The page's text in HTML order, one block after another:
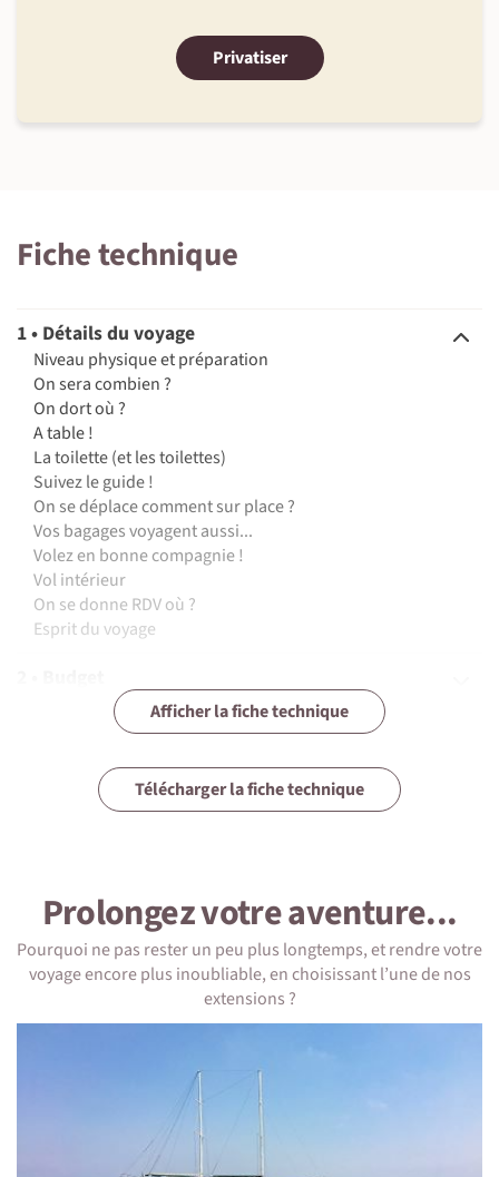
Privatiser
Fiche technique
1 • Détails du voyage
Niveau physique et préparation
On sera combien ?
On dort où ?
A table !
La toilette (et les toilettes)
Suivez le guide !
On se déplace comment sur place ?
Vos bagages voyagent aussi...
Volez en bonne compagnie !
Vol intérieur
On se donne RDV où ?
Esprit du voyage
3 • Assurances
4 • Equipement
7 • Tourisme responsable
Niveau physique et préparation
Ce séjour est d'un niveau tranquille. Étapes : 1h à 8h en
véhicule avec quelques balades à pied et nombreuses
Afficher la fiche technique
Télécharger la fiche technique
Prolongez votre aventure...
Pourquoi ne pas rester un peu plus longtemps, et rendre votre
voyage encore plus inoubliable, en choisissant l’une de nos
extensions ?